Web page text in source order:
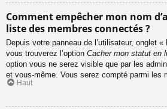
Comment empêcher mon nom
liste des membres connectés ?
Depuis votre panneau de l’utilisateur, onglet «
vous trouverez l’option Cacher mon statut en
option vous ne serez visible que par les
et vous-même. Vous serez compté parmi les
Haut